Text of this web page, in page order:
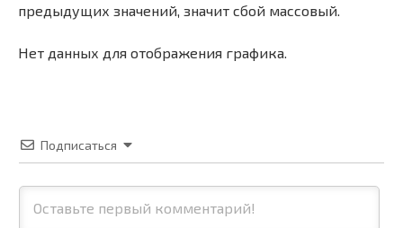
предыдущих значений, значит сбой массовый.
Нет данных для отображения графика.
Подписаться